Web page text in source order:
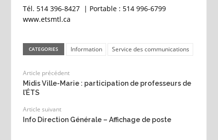
Tél. 514 396-8427 | Portable : 514 996-6799
www.etsmtl.ca
CATEGORIES Information Service des communications
Article précédent
Midis Ville-Marie : participation de professeurs de
l’ÉTS
Article suivant
Info Direction Générale – Affichage de poste